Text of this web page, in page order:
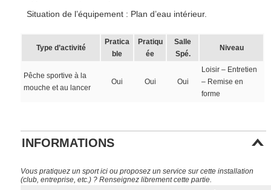
Situation de l’équipement : Plan d’eau intérieur.
Type d’activité
Pratica
ble
Pratiqu
ée
Salle
Spé.
Niveau
Pêche sportive à la
mouche et au lancer
Oui Oui Oui
Loisir – Entretien
– Remise en
forme
INFORMATIONS
Vous pratiquez un sport ici ou proposez un service sur cette installation
(club, entreprise, etc.) ? Renseignez librement cette partie.